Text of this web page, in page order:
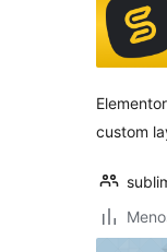
custom